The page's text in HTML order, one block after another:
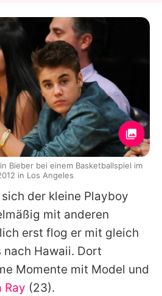
der kleine Playboy
mit anderen
erst flog er mit gleich
nach Hawaii. Dort
Momente mit Model und
Ray (23).
Bieber bei einem Basketballspiel im
in Los Angeles